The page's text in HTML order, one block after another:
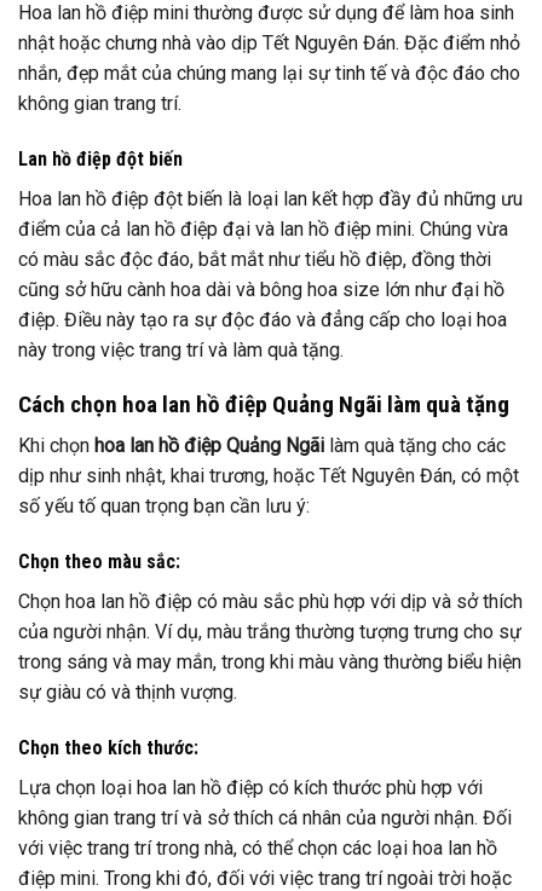
Hoa lan hồ điệp mini thường được sử dụng để làm hoa sinh
nhật hoặc chưng nhà vào dịp Tết Nguyên Đán. Đặc điểm nhỏ
nhắn, đẹp mắt của chúng mang lại sự tinh tế và độc đáo cho
không gian trang trí.
Lan hồ điệp đột biến
Hoa lan hồ điệp đột biến là loại lan kết hợp đầy đủ những ưu
điểm của cả lan hồ điệp đại và lan hồ điệp mini. Chúng vừa
có màu sắc độc đáo, bắt mắt như tiểu hồ điệp, đồng thời
cũng sở hữu cành hoa dài và bông hoa size lớn như đại hồ
điệp. Điều này tạo ra sự độc đáo và đẳng cấp cho loại hoa
này trong việc trang trí và làm quà tặng.
Cách chọn hoa lan hồ điệp Quảng Ngãi làm quà tặng
Khi chọn hoa lan hồ điệp Quảng Ngãi làm quà tặng cho các
dịp như sinh nhật, khai trương, hoặc Tết Nguyên Đán, có một
số yếu tố quan trọng bạn cần lưu ý:
Chọn theo màu sắc:
Chọn hoa lan hồ điệp có màu sắc phù hợp với dịp và sở thích
của người nhận. Ví dụ, màu trắng thường tượng trưng cho sự
trong sáng và may mắn, trong khi màu vàng thường biểu hiện
sự giàu có và thịnh vượng.
Chọn theo kích thước:
Lựa chọn loại hoa lan hồ điệp có kích thước phù hợp với
không gian trang trí và sở thích cá nhân của người nhận. Đối
với việc trang trí trong nhà, có thể chọn các loại hoa lan hồ
điệp mini. Trong khi đó, đối với việc trang trí ngoài trời hoặc